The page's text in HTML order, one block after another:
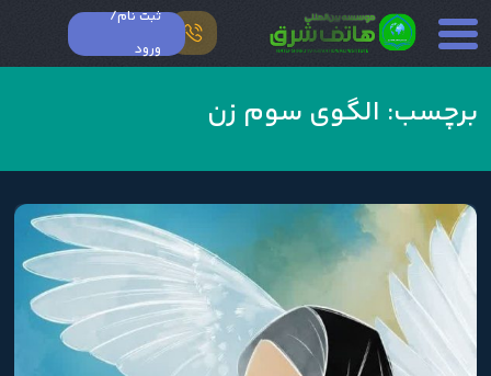
ثبت نام/
ورود
برچسب: الگوی سوم زن